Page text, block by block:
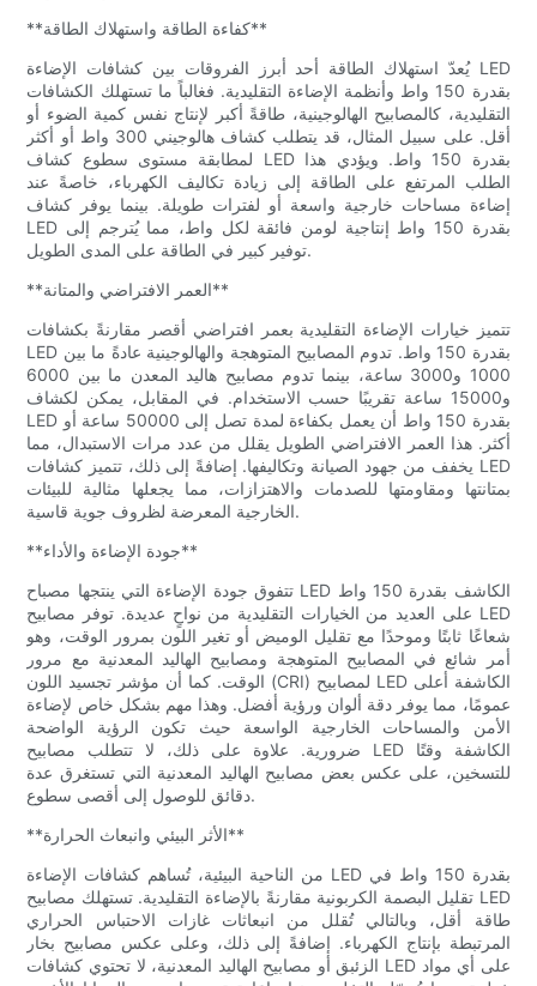
**كفاءة الطاقة واستهلاك الطاقة**
يُعدّ استهلاك الطاقة أحد أبرز الفروقات بين كشافات الإضاءة LED
بقدرة 150 واط وأنظمة الإضاءة التقليدية. فغالباً ما تستهلك الكشافات
التقليدية، كالمصابيح الهالوجينية، طاقةً أكبر لإنتاج نفس كمية الضوء أو
أقل. على سبيل المثال، قد يتطلب كشاف هالوجيني 300 واط أو أكثر
لمطابقة مستوى سطوع كشاف LED بقدرة 150 واط. ويؤدي هذا
الطلب المرتفع على الطاقة إلى زيادة تكاليف الكهرباء، خاصةً عند
إضاءة مساحات خارجية واسعة أو لفترات طويلة. بينما يوفر كشاف
LED بقدرة 150 واط إنتاجية لومن فائقة لكل واط، مما يُترجم إلى
توفير كبير في الطاقة على المدى الطويل.
**العمر الافتراضي والمتانة**
تتميز خيارات الإضاءة التقليدية بعمر افتراضي أقصر مقارنةً بكشافات
LED بقدرة 150 واط. تدوم المصابيح المتوهجة والهالوجينية عادةً ما بين
1000 و3000 ساعة، بينما تدوم مصابيح هاليد المعدن ما بين 6000
و15000 ساعة تقريبًا حسب الاستخدام. في المقابل، يمكن لكشاف
LED بقدرة 150 واط أن يعمل بكفاءة لمدة تصل إلى 50000 ساعة أو
أكثر. هذا العمر الافتراضي الطويل يقلل من عدد مرات الاستبدال، مما
يخفف من جهود الصيانة وتكاليفها. إضافةً إلى ذلك، تتميز كشافات LED
بمتانتها ومقاومتها للصدمات والاهتزازات، مما يجعلها مثالية للبيئات
الخارجية المعرضة لظروف جوية قاسية.
**جودة الإضاءة والأداء**
تتفوق جودة الإضاءة التي ينتجها مصباح LED الكاشف بقدرة 150 واط
على العديد من الخيارات التقليدية من نواحٍ عديدة. توفر مصابيح LED
شعاعًا ثابتًا وموحدًا مع تقليل الوميض أو تغير اللون بمرور الوقت، وهو
أمر شائع في المصابيح المتوهجة ومصابيح الهاليد المعدنية مع مرور
الوقت. كما أن مؤشر تجسيد اللون (CRI) لمصابيح LED الكاشفة أعلى
عمومًا، مما يوفر دقة ألوان ورؤية أفضل. وهذا مهم بشكل خاص لإضاءة
الأمن والمساحات الخارجية الواسعة حيث تكون الرؤية الواضحة
ضرورية. علاوة على ذلك، لا تتطلب مصابيح LED الكاشفة وقتًا
للتسخين، على عكس بعض مصابيح الهاليد المعدنية التي تستغرق عدة
دقائق للوصول إلى أقصى سطوع.
**الأثر البيئي وانبعاث الحرارة**
من الناحية البيئية، تُساهم كشافات الإضاءة LED بقدرة 150 واط في
تقليل البصمة الكربونية مقارنةً بالإضاءة التقليدية. تستهلك مصابيح LED
طاقة أقل، وبالتالي تُقلل من انبعاثات غازات الاحتباس الحراري
المرتبطة بإنتاج الكهرباء. إضافةً إلى ذلك، وعلى عكس مصابيح بخار
الزئبق أو مصابيح الهاليد المعدنية، لا تحتوي كشافات LED على أي مواد